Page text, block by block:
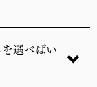
を選べばい